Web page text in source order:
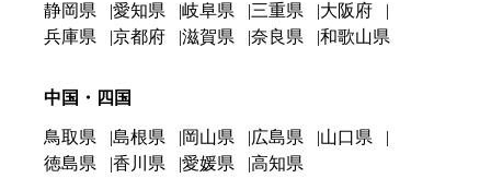
静岡県 愛知県 岐阜県 三重県
大阪府
兵庫県
京都府 滋賀県 奈良県 和歌山県
中国・四国
鳥取県 島根県 岡山県 広島県
山口県
徳島県
香川県 愛媛県 高知県